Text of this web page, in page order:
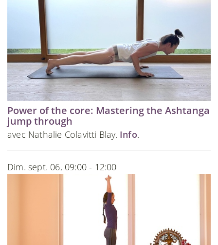
Power of the core: Mastering the Ashtanga
jump through
avec Nathalie Colavitti Blay. Info.
Dim. sept. 06, 09:00 - 12:00